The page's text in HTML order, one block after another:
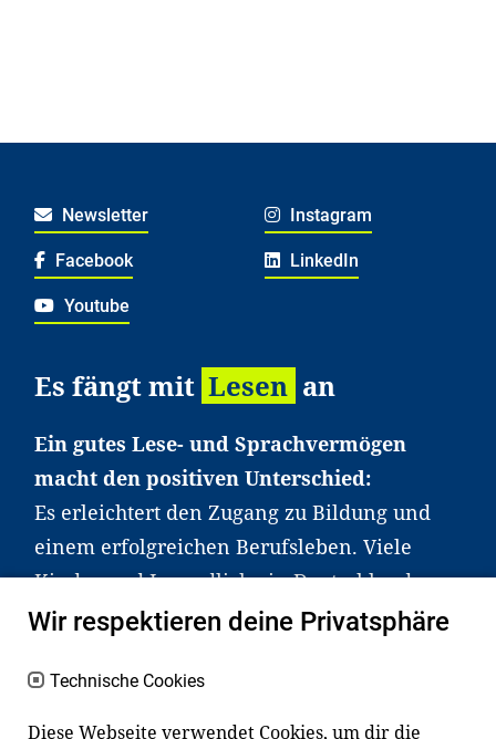
Newsletter Instagram
Facebook LinkedIn
Youtube
Es fängt mit Lesen an
Ein gutes Lese- und Sprachvermögen
macht den positiven Unterschied:
Es erleichtert den Zugang zu Bildung und
einem erfolgreichen Berufsleben. Viele
Kinder und Jugendliche in Deutschland
haben aber große Schwierigkeiten dabei.
an Familien sowie an Erzieher*innen,
Lehrer*innen und andere
Wir respektieren deine Privatsphäre
Technische Cookies
Diese Webseite verwendet Cookies, um dir die